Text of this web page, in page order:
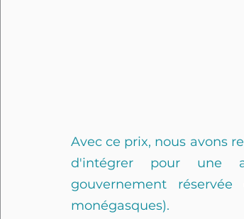
Avec ce prix, nous avons
d'intégrer pour une
gouvernement
monégasques).